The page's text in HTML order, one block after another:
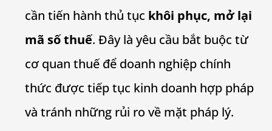
cần tiến hành thủ tục khôi phục, mở lại
mã số thuế. Đây là yêu cầu bắt buộc từ
cơ quan thuế để doanh nghiệp chính
thức được tiếp tục kinh doanh hợp pháp
và tránh những rủi ro về mặt pháp lý.